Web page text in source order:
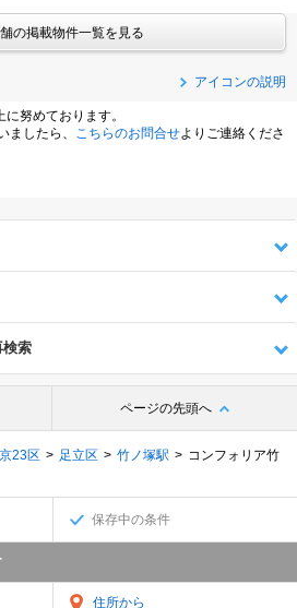
の掲載物件一覧を見る
アイコンの説明
努めております。
ましたら、
こちらのお問合せよりご連絡くださ
検索
ページの先頭へ
23区 足立区 竹ノ塚駅
コンフォリア竹
保存中の条件
住所から